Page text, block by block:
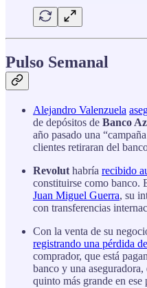
Pulso Semanal
Alejandro Valenzuela
de depósitos de Banco
año pasado una
clientes retiraran del
Revolut habría recibido
constituirse como banco.
Juan Miguel Guerra, su
con transferencias
Con la venta de su
registrando una pérdida
comprador, que está
banco y una aseguradora,
quinto más grande en ese